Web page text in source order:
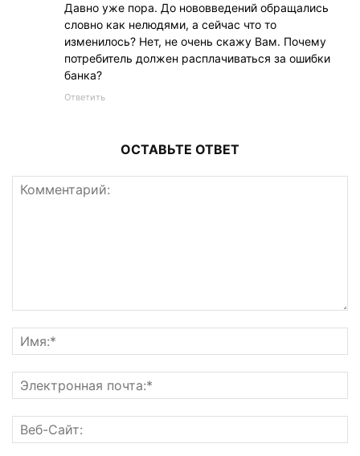
Давно уже пора. До нововведений обращались
словно как нелюдями, а сейчас что то
изменилось? Нет, не очень скажу Вам. Почему
потребитель должен расплачиваться за ошибки
банка?
Ответить
ОСТАВЬТЕ ОТВЕТ